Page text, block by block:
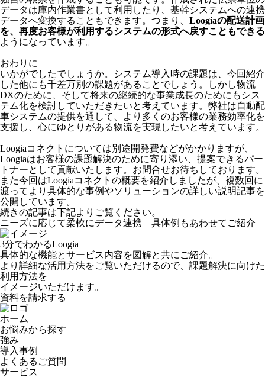
データは庫内作業書として利用したり、基幹システムへの連携
データへ変換することもできます。つまり、 Loogiaの配送計画
を、再度お客様が利用するシステムの形式へ戻すこともできる
ようになっています。
おわりに
いかがでしたでしょうか。システム導入時の課題は、今回紹介
した他にも千差万別の課題があることでしょう。しかし物流
DXのために、そして将来の継続的な事業成長のためにもシス
テム化を検討していただきたいと考えています。弊社は自動配
車システムの提供を通して、より多くのお客様の業務効率化を
支援し、心にゆとりがある物流を実現したいと考えています。
Loogiaコネクトについては別途開発費などがかかりますが、
Loogiaはお客様の課題解決のために寄り添い、提案できるパー
トナーとして貢献いたします。お問合せお待ちしております。
また今回はLoogiaコネクトの概要を紹介しましたが、複数回に
渡ってより具体的な事例やソリューションの詳しい説明記事を
公開しています。
続きの記事は下記よりご覧ください。
ニーズに応じて柔軟にデータ連携 具体例もあわせてご紹介
3分でわかるLoogia
具体的な機能とサービス内容を図解と共にご紹介。
より詳細な活用方法をご覧いただけるので、課題解決に向けた
利用方法を
イメージいただけます。
資料を請求する
ホーム
お悩みから探す
強み
導入事例
よくあるご質問
サービス